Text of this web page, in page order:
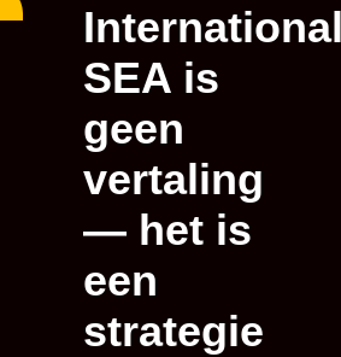
SEA is
geen
vertaling
— het is
een
strategie